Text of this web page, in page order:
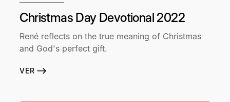
Christmas Day Devotional 2022
René reflects on the true meaning of Christmas
and God's perfect gift.
VER